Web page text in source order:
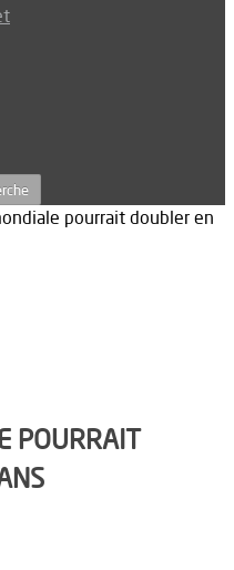
pourrait doubler en
POURRAIT